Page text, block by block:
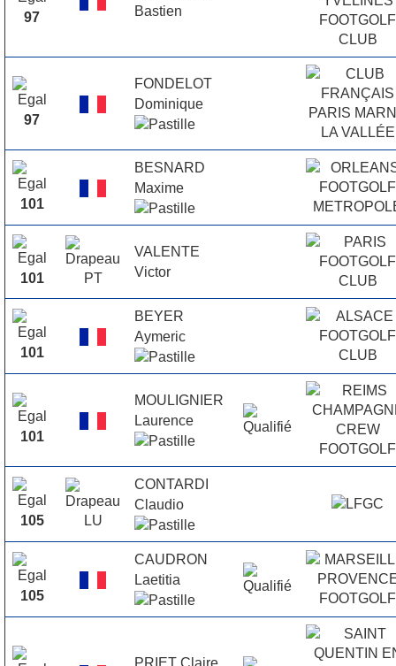
97
Bastien
97
FONDELOT
Dominique
101
BESNARD
Maxime
101
VALENTE
Victor
101
BEYER
Aymeric
101
MOULIGNIER
Laurence
105
CONTARDI
Claudio
105
CAUDRON
Laetitia